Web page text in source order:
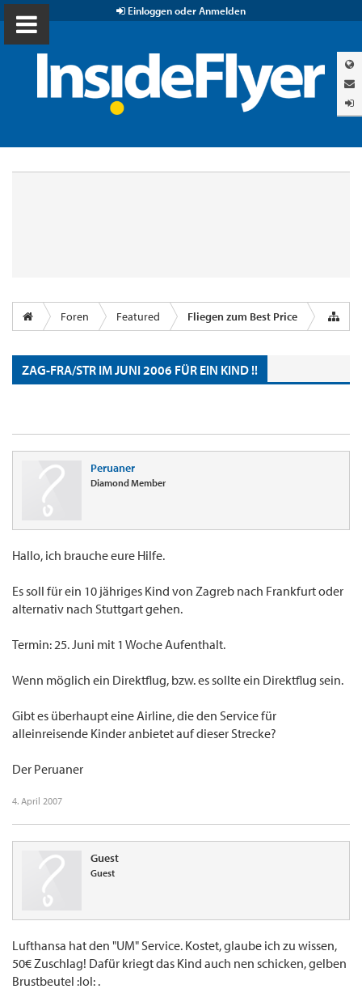
Einloggen oder Anmelden
Foren Featured Fliegen zum Best Price
ZAG-FRA/STR IM JUNI 2006 FÜR EIN KIND !!
Peruaner
Diamond Member
Hallo, ich brauche eure Hilfe.
Es soll für ein 10 jähriges Kind von Zagreb nach Frankfurt oder
alternativ nach Stuttgart gehen.
Termin: 25. Juni mit 1 Woche Aufenthalt.
Wenn möglich ein Direktflug, bzw. es sollte ein Direktflug sein.
Gibt es überhaupt eine Airline, die den Service für
alleinreisende Kinder anbietet auf dieser Strecke?
Der Peruaner
4. April 2007
Guest
Guest
Lufthansa hat den "UM" Service. Kostet, glaube ich zu wissen,
50€ Zuschlag! Dafür kriegt das Kind auch nen schicken, gelben
Brustbeutel :lol: .